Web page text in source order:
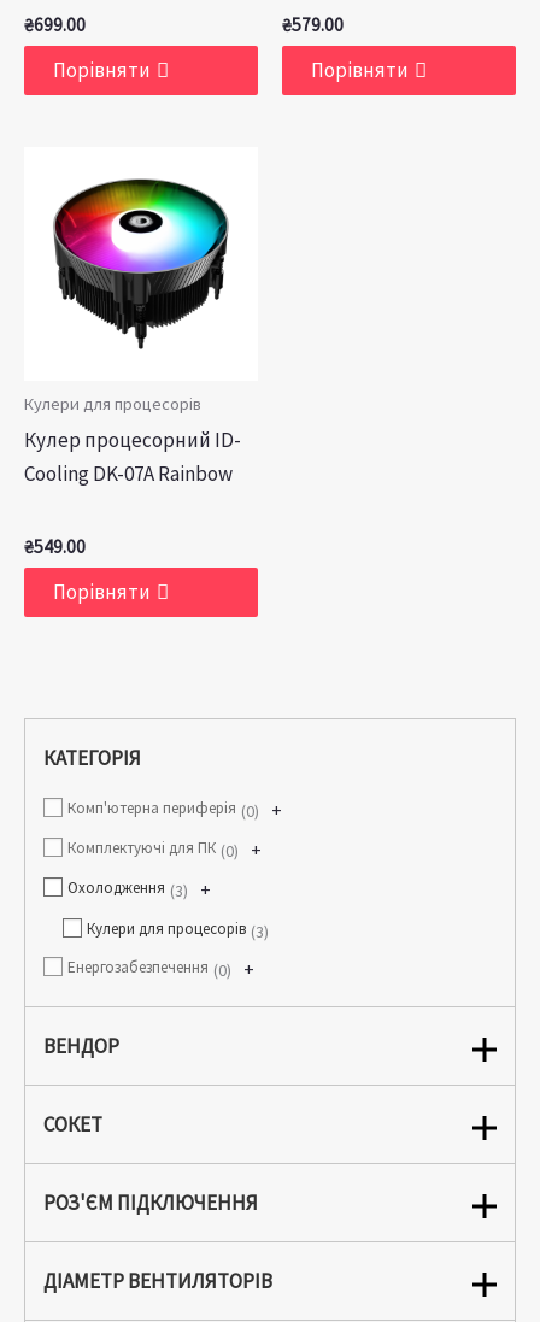
КАТЕГОРІЯ
Комп'ютерна периферія +
0
Комплектуючі для ПК +
0
Охолодження +
3
Кулери для процесорів 3
Енергозабезпечення +
0
ВЕНДОР
СОКЕТ
РОЗ'ЄМ ПІДКЛЮЧЕННЯ
ДІАМЕТР ВЕНТИЛЯТОРІВ
₴699.00
Порівняти
₴579.00
Порівняти
Кулери для процесорів
Кулер процесорний ID-
Cooling DK-07A Rainbow
₴549.00
Порівняти